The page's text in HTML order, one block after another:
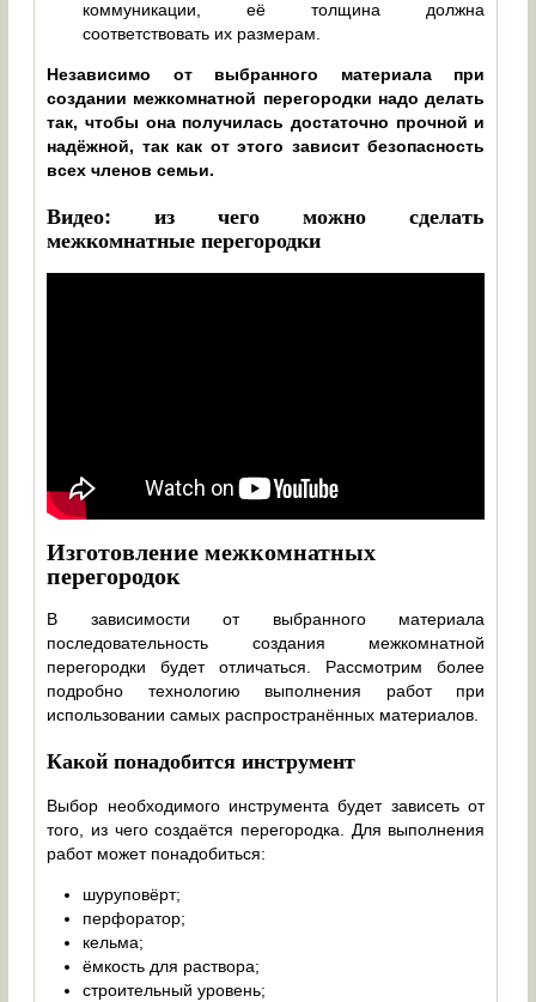
коммуникации, её толщина должна
соответствовать их размерам.
Независимо от выбранного материала при
создании межкомнатной перегородки надо делать
так, чтобы она получилась достаточно прочной и
надёжной, так как от этого зависит безопасность
всех членов семьи.
Видео: из чего можно сделать
межкомнатные перегородки
Изготовление межкомнатных
перегородок
В зависимости от выбранного материала
последовательность создания межкомнатной
перегородки будет отличаться. Рассмотрим более
подробно технологию выполнения работ при
использовании самых распространённых материалов.
Какой понадобится инструмент
Выбор необходимого инструмента будет зависеть от
того, из чего создаётся перегородка. Для выполнения
работ может понадобиться:
шуруповёрт;
перфоратор;
кельма;
ёмкость для раствора;
строительный уровень;